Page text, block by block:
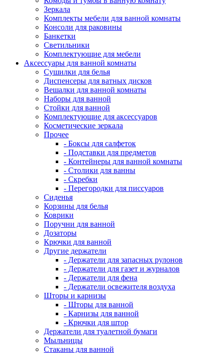
Зеркала
Комплекты мебели для ванной комнаты
Консоли для раковины
Банкетки
Светильники
Комплектующие для мебели
Аксессуары для ванной комнаты
Сушилки для белья
Диспенсеры для ватных дисков
Вешалки для ванной комнаты
Наборы для ванной
Стойки для ванной
Комплектующие для аксессуаров
Косметические зеркала
Прочее
- Боксы для салфеток
- Подставки для предметов
- Контейнеры для ванной комнаты
- Столики для ванны
- Скребки
- Перегородки для писсуаров
Сиденья
Корзины для белья
Коврики
Поручни для ванной
Дозаторы
Крючки для ванной
Другие держатели
- Держатели для запасных рулонов
- Держатели для газет и журналов
- Держатели для фена
- Держатели освежителя воздуха
Шторы и карнизы
- Шторы для ванной
- Карнизы для ванной
- Крючки для штор
Держатели для туалетной бумаги
Мыльницы
Стаканы для ванной